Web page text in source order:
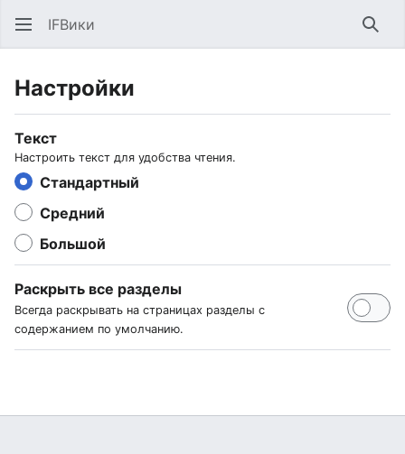
IFВики
Настройки
Текст
Настроить текст для удобства чтения.
Стандартный
Средний
Большой
Раскрыть все разделы
Всегда раскрывать на страницах разделы с
содержанием по умолчанию.